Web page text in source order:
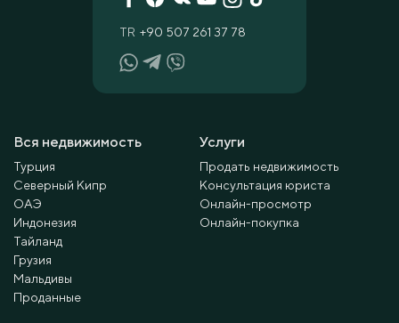
Вся недвижимость
Турция
Северный Кипр
ОАЭ
Индонезия
Тайланд
Грузия
Мальдивы
Проданные
Услуги
Продать недвижимость
Консультация юриста
Онлайн-просмотр
Онлайн-покупка
TR +90 507 261 37 78